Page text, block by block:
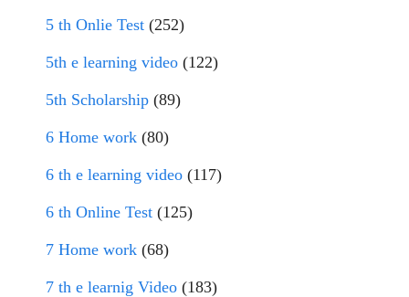
5 th Onlie Test (252)
5th e learning video (122)
5th Scholarship (89)
6 Home work (80)
6 th e learning video (117)
6 th Online Test (125)
7 Home work (68)
7 th e learnig Video (183)